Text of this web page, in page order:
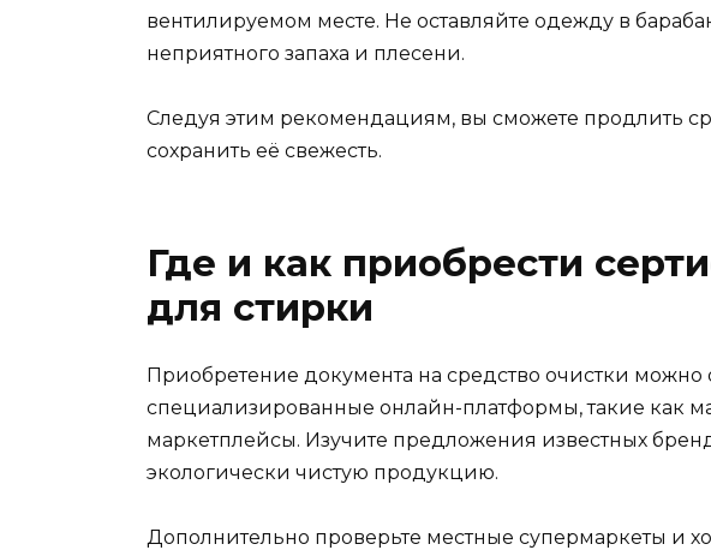
вентилируемом месте. Не оставляйте одежду в
неприятного запаха и плесени.
Следуя этим рекомендациям, вы сможете продлить
сохранить её свежесть.
Где и как приобрести
для стирки
Приобретение документа на средство очистки можно
специализированные онлайн-платформы, такие как
маркетплейсы. Изучите предложения известных
экологически чистую продукцию.
Дополнительно проверьте местные супермаркеты и